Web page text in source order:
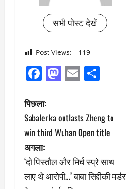
ज्यादा
होता
है
और
अवसाद
जानिए
क्यों”
सभी पोस्ट देखें
Post Views: 119
Facebook
Mastodon
Email
पो
स्ट
ने
वि
पिछला:
Sabalenka outlasts Zheng to
win third Wuhan Open title
अगला:
‘दो पिस्तौल और मिर्च स्प्रे साथ
लाए थे आरोपी…’ बाबा सिद्दीकी मर्डर